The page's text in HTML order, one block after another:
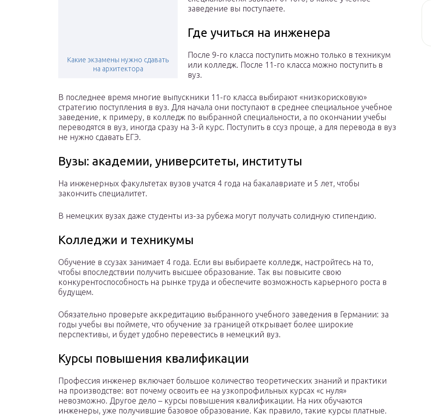
Какие экзамены нужно сдавать
на архитектора
заведение вы поступаете.
Где учиться на инженера
После 9-го класса поступить можно только в техникум
или колледж. После 11-го класса можно поступить в
вуз.
В последнее время многие выпускники 11-го класса выбирают «низкорисковую»
стратегию поступления в вуз. Для начала они поступают в среднее специальное учебное
заведение, к примеру, в колледж по выбранной специальности, а по окончании учебы
переводятся в вуз, иногда сразу на 3-й курс. Поступить в ссуз проще, а для перевода в вуз
не нужно сдавать ЕГЭ.
Вузы: академии, университеты, институты
На инженерных факультетах вузов учатся 4 года на бакалавриате и 5 лет, чтобы
закончить специалитет.
В немецких вузах даже студенты из-за рубежа могут получать солидную стипендию.
Колледжи и техникумы
Обучение в ссузах занимает 4 года. Если вы выбираете колледж, настройтесь на то,
чтобы впоследствии получить высшее образование. Так вы повысите свою
конкурентоспособность на рынке труда и обеспечите возможность карьерного роста в
будущем.
Обязательно проверьте аккредитацию выбранного учебного заведения в Германии: за
годы учебы вы поймете, что обучение за границей открывает более широкие
перспективы, и будет удобно перевестись в немецкий вуз.
Курсы повышения квалификации
Профессия инженер включает большое количество теоретических знаний и практики
на производстве: вот почему освоить ее на узкопрофильных курсах «с нуля»
невозможно. Другое дело – курсы повышения квалификации. На них обучаются
инженеры, уже получившие базовое образование. Как правило, такие курсы платные.